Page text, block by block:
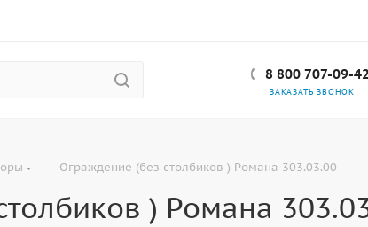
8 800 707-09-42
ЗАКАЗАТЬ ЗВОНОК
— Ограждение (без столбиков ) Романа 303.03.00
) Романа